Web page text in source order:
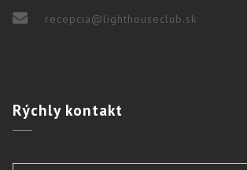
recepcia@lighthouseclub.sk
Rýchlykontakt